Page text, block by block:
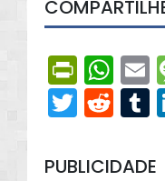
PUBLICIDADE